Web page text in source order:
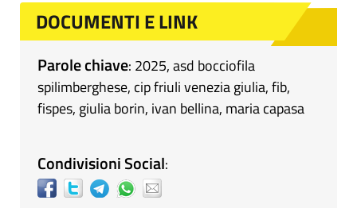
DOCUMENTI E LINK
Parole chiave: 2025,asd bocciofila
spilimberghese, cip friuli venezia giulia,fib,
fispes, giulia borin, ivan bellina, maria capasa
Condivisioni Social: